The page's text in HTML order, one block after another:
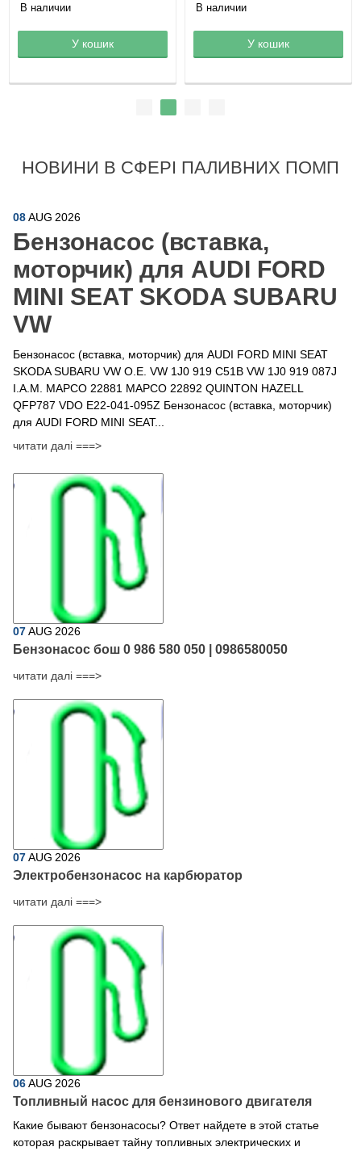
Товар в корзине
В наличии
У кошик Товар в корзине
В наличии
У кошик
НОВИНИ В СФЕРІ ПАЛИВНИХ ПОМП
08AUG 2026
Бензонасос (вставка,
моторчик) для AUDI FORD
MINI SEAT SKODA SUBARU
VW
Бензонасос (вставка, моторчик) для AUDI FORD MINI SEAT
SKODA SUBARU VW O.E. VW 1J0 919 C51B VW 1J0 919 087J
I.A.M. MAPCO 22881 MAPCO 22892 QUINTON HAZELL
QFP787 VDO E22-041-095Z Бензонасос (вставка, моторчик)
для AUDI FORD MINI SEAT...
читати далі ===>
07AUG 2026
Бензонасос бош 0 986 580 050 | 0986580050
читати далі ===>
07AUG 2026
Электробензонасос на карбюратор
читати далі ===>
06AUG 2026
Топливный насос для бензинового двигателя
Какие бывают бензонасосы? Ответ найдете в этой статье
которая раскрывает тайну топливных электрических и